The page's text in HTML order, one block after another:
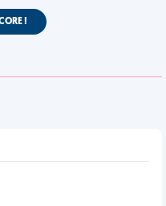
!